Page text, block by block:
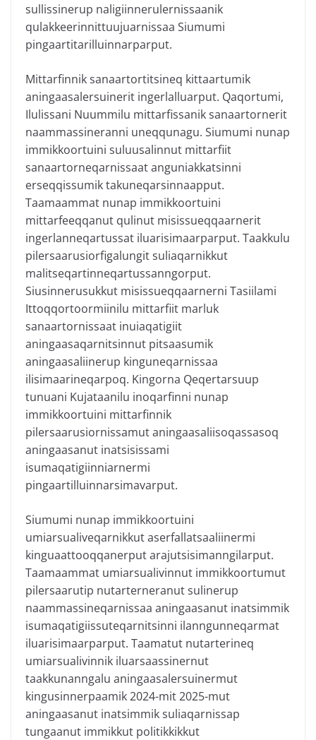
sullissinerup naligiinnerulernissaanik
qulakkeerinnittuujuarnissaa Siumumi
pingaartitarilluinnarparput.
Mittarfinnik sanaartortitsineq kittaartumik
aningaasalersuinerit ingerlalluarput. Qaqortumi,
Ilulissani Nuummilu mittarfissanik sanaartornerit
naammassineranni uneqqunagu. Siumumi nunap
immikkoortuini suluusalinnut mittarfiit
sanaartorneqarnissaat anguniakkatsinni
erseqqissumik takuneqarsinnaapput.
Taamaammat nunap immikkoortuini
mittarfeeqqanut qulinut misissueqqaarnerit
ingerlanneqartussat iluarisimaarparput. Taakkulu
pilersaarusiorfigalungit suliaqarnikkut
malitseqartinneqartussanngorput.
Siusinnerusukkut misissueqqaarnerni Tasiilami
Ittoqqortoormiinilu mittarfiit marluk
sanaartornissaat inuiaqatigiit
aningaasaqarnitsinnut pitsaasumik
aningaasaliinerup kinguneqarnissaa
ilisimaarineqarpoq. Kingorna Qeqertarsuup
tunuani Kujataanilu inoqarfinni nunap
immikkoortuini mittarfinnik
pilersaarusiornissamut aningaasaliisoqassasoq
aningaasanut inatsisissami
isumaqatigiinniarnermi
pingaartilluinnarsimavarput.
Siumumi nunap immikkoortuini
umiarsualiveqarnikkut aserfallatsaaliinermi
kinguaattooqqanerput arajutsisimanngilarput.
Taamaammat umiarsualivinnut immikkoortumut
pilersaarutip nutarterneranut sulinerup
naammassineqarnissaa aningaasanut inatsimmik
isumaqatigiissuteqarnitsinni ilanngunneqarmat
iluarisimaarparput. Taamatut nutarterineq
umiarsualivinnik iluarsaassinernut
taakkunanngalu aningaasalersuinermut
kingusinnerpaamik 2024-mit 2025-mut
aningaasanut inatsimmik suliaqarnissap
tungaanut immikkut politikkikkut